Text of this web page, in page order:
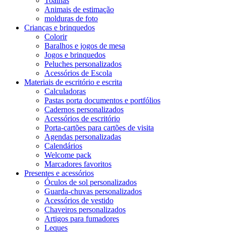
Animais de estimação
molduras de foto
Crianças e brinquedos
Colorir
Baralhos e jogos de mesa
Jogos e brinquedos
Peluches personalizados
Acessórios de Escola
Materiais de escritório e escrita
Calculadoras
Pastas porta documentos e portfólios
Cadernos personalizados
Acessórios de escritório
Porta-cartões para cartões de visita
Agendas personalizadas
Calendários
Welcome pack
Marcadores favoritos
Presentes e acessórios
Óculos de sol personalizados
Guarda-chuvas personalizados
Acessórios de vestido
Chaveiros personalizados
Artigos para fumadores
Leques